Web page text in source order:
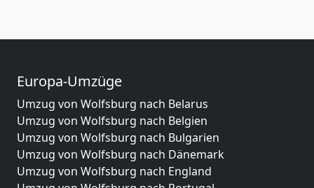
Europa-Umzüge
Umzug von Wolfsburg nach Belarus
Umzug von Wolfsburg nach Belgien
Umzug von Wolfsburg nach Bulgarien
Umzug von Wolfsburg nach Dänemark
Umzug von Wolfsburg nach England